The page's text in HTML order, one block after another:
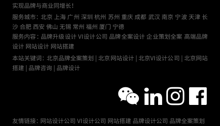
友情链接： 网站设计公司 VI设计公司 网站搭建 品牌设计公司 品牌全案策划
实现品牌与商业同增长！
服务城市： 北京 上海 广州 深圳 杭州 苏州 重庆 成都 武汉 南京 宁波 天津 长
沙 合肥 西安 佛山 无锡 常州 福州 厦门 宁德
服务内容： 品牌升级设计 VI设计公司 品牌全案设计 企业策划全案 高端品牌
设计 网站设计 网站搭建
本站关键词： 北京品牌全案策划 | 北京网站设计 | 北京VI设计公司 | 北京网站
搭建 | 品牌咨询 | 品牌设计